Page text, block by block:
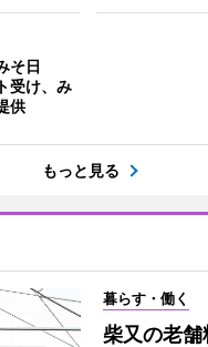
そ日
受け、み
供
もっと見る
暮らす・働く
柴又の老